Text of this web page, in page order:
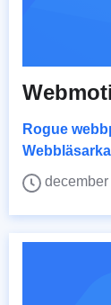
Rogue